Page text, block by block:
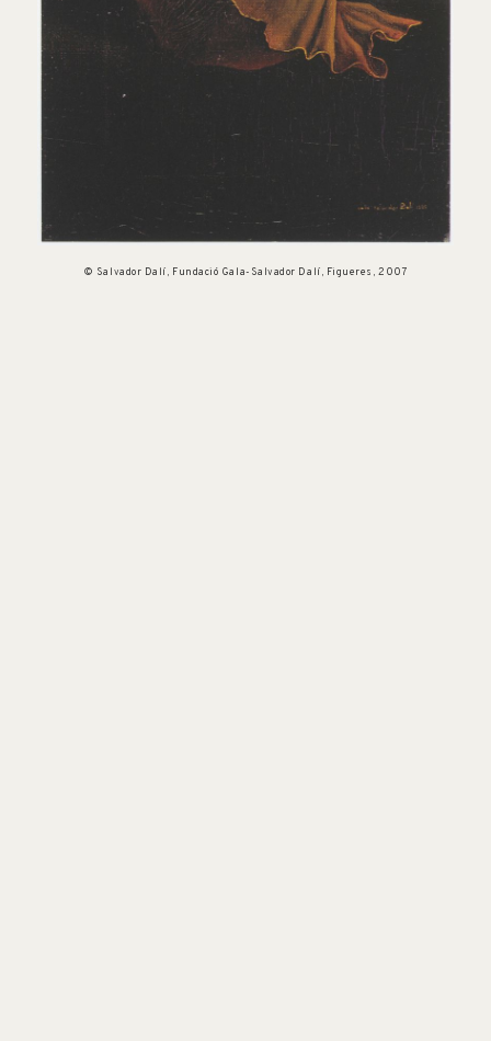
© Salvador Dalí, Fundació Gala-Salvador Dalí, Figueres, 2007